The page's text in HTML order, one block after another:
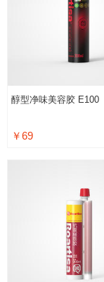
醇型净味美容胶 E100
￥69